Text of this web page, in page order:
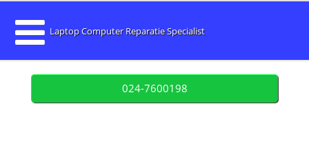
Laptop Computer Reparatie Specialist
024-7600198